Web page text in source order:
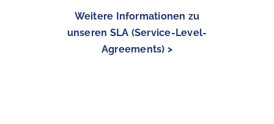
Weitere Informationen zu
unseren SLA (Service-Level-
Agreements) >